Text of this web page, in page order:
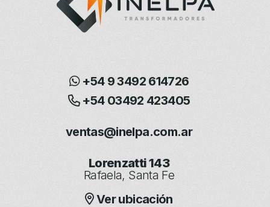
+54 9 3492 614726
+54 03492 423405
ventas@inelpa.com.ar
Lorenzatti 143
Rafaela, Santa Fe
Ver ubicación